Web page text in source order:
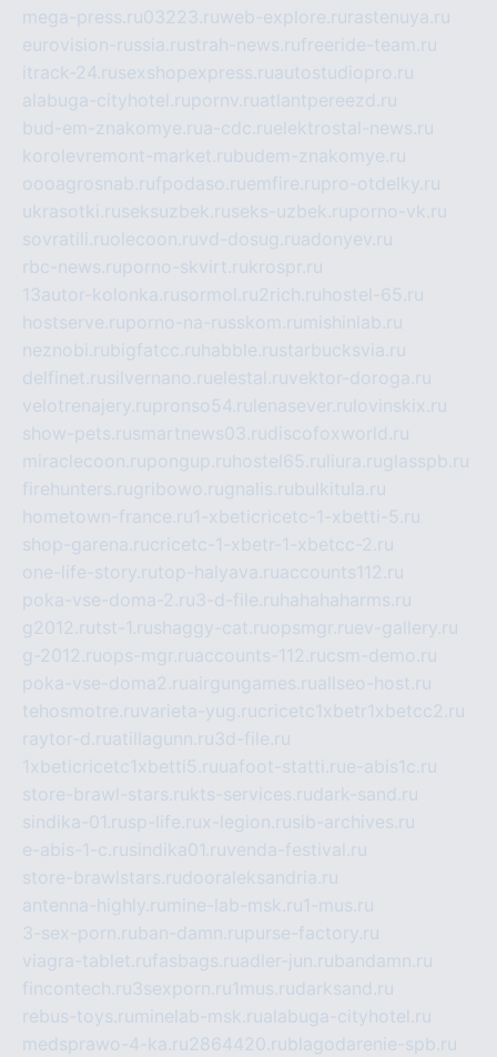
mega-press.ru03223.ruweb-explore.ru rastenuya.ru
eurovision-russia.rustrah-news.rufreeride-team.ru
itrack-24.rusexshopexpress.ruautostudiopro.ru
alabuga-cityhotel.rupornv.ruatlantpereezd.ru
bud-em-znakomye.rua-cdc.ruelektrostal-news.ru
korolevremont-market.rubudem-znakomye.ru
oooagrosnab.rufpodaso.ruemfire.rupro-otdelky.ru
ukrasotki.ruseksuzbek.ruseks-uzbek.ruporno-vk.ru
sovratili.ruolecoon.ruvd-dosug.ruadonyev.ru
rbc-news.ruporno-skvirt.rukrospr.ru
13autor-kolonka.rusormol.ru2rich.ru hostel-65.ru
hostserve.ruporno-na-russkom.ru mishinlab.ru
neznobi.rubigfatcc.ru habble.rustarbucksvia.ru
delfinet.rusilvernano.ruelestal.ruvektor-doroga.ru
velotrenajery.rupronso54.ru lenasever.ru lovinskix.ru
show-pets.rusmartnews03.rudiscofoxworld.ru
miraclecoon.rupongup.ru hostel65.ru liura.ruglasspb.ru
firehunters.rugribowo.rugnalis.rubulkitula.ru
hometown-france.ru1-xbeticricetc-1-xbetti-5.ru
shop-garena.rucricetc-1-xbetr-1-xbetcc-2.ru
one-life-story.rutop-halyava.ruaccounts112.ru
poka-vse-doma-2.ru3-d-file.ru hahahaharms.ru
g2012.rutst-1.rushaggy-cat.ruopsmgr.ruev-gallery.ru
g-2012.ruops-mgr.ruaccounts-112.rucsm-demo.ru
poka-vse-doma2.ruairgungames.ruallseo-host.ru
tehosmotre.ruvarieta-yug.rucricetc1xbetr1xbetcc2.ru
raytor-d.ruatillagunn.ru3d-file.ru
1xbeticricetc1xbetti5.ruuafoot-statti.rue-abis1c.ru
store-brawl-stars.rukts-services.rudark-sand.ru
sindika-01.rusp-life.rux-legion.rusib-archives.ru
e-abis-1-c.rusindika01.ruvenda-festival.ru
store-brawlstars.rudooraleksandria.ru
antenna-highly.ru mine-lab-msk.ru1-mus.ru
3-sex-porn.ruban-damn.rupurse-factory.ru
viagra-tablet.rufasbags.ruadler-jun.rubandamn.ru
fincontech.ru3sexporn.ru1mus.rudarksand.ru
rebus-toys.ru minelab-msk.rualabuga-cityhotel.ru
medsprawo-4-ka.ru2864420.rublagodarenie-spb.ru